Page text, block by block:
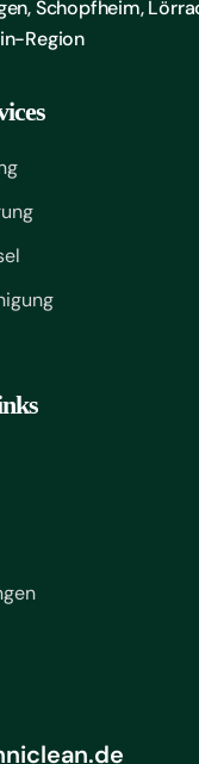
Schopfheim,
Region